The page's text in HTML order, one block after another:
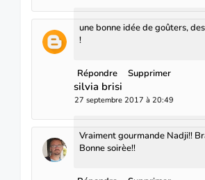
une bonne idée de goûters,
!
Répondre Supprimer
silvia brisi
27 septembre 2017 à 20:49
Vraiment gourmande Nadji!!
Bonne soirèe!!